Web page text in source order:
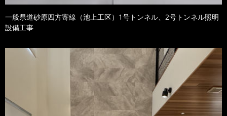
一般県道砂原四方寄線（池上工区）1号トンネル、2号トンネル照明
設備工事